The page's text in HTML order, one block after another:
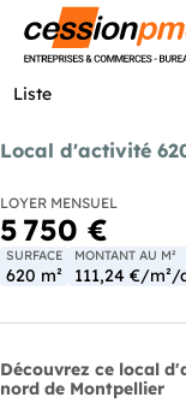
Liste
Local d'activité
LOYER MENSUEL
5 750 €
SURFACE
620 m²
MONTANT AU M²
111,24 €/m²/
Découvrez ce local
nord de Montpellier